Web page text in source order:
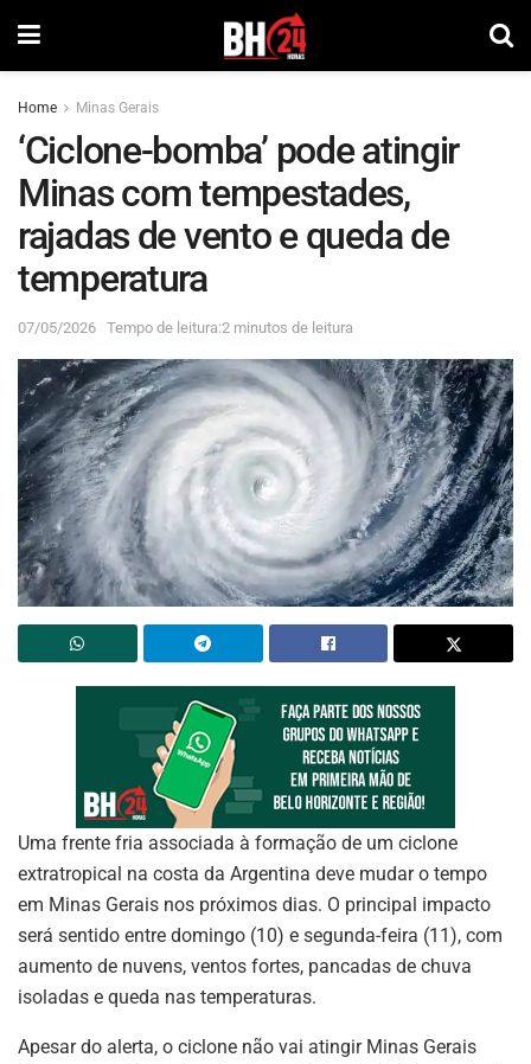
Home Minas Gerais
‘Ciclone-bomba’ pode atingir
Minas com tempestades,
rajadas de vento e queda de
temperatura
07/05/2026 Tempo de leitura:2 minutos de leitura
Uma frente fria associada à formação de um ciclone
extratropical na costa da Argentina deve mudar o tempo
em Minas Gerais nos próximos dias. O principal impacto
será sentido entre domingo (10) e segunda-feira (11), com
aumento de nuvens, ventos fortes, pancadas de chuva
isoladas e queda nas temperaturas.
Apesar do alerta, o ciclone não vai atingir Minas Gerais